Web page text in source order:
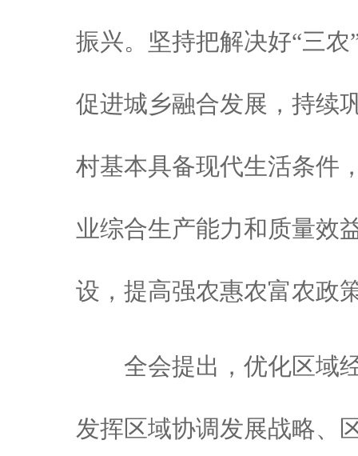
振兴。坚持把解决好“三
促进城乡融合发展，持续
村基本具备现代生活条件
业综合生产能力和质量效
设，提高强农惠农富农政
全会提出，优化区域经
发挥区域协调发展战略、